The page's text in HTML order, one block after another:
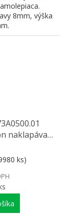
8mm, výška
naklapávací
ks)